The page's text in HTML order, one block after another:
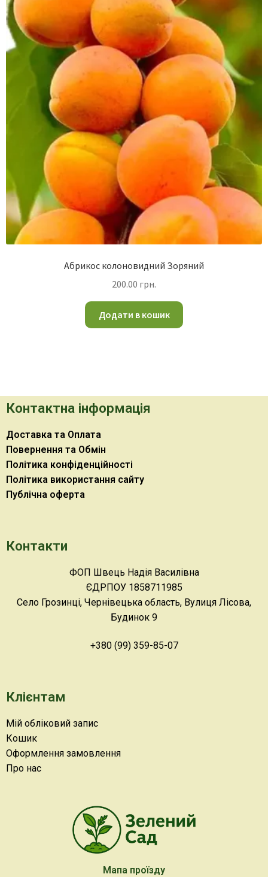
Абрикос колоновидний Зоряний
200.00 грн.
Додати в кошик
Контактна інформація
Доставка та Оплата
Повернення та Обмін
Політика конфіденційності
Політика використання сайту
Публічна оферта
Контакти
ФОП Швець Надія Василівна
ЄДРПОУ 1858711985
Село Грозинці, Чернівецька область, Вулиця Лісова,
Будинок 9
+380 (99) 359-85-07
Клієнтам
Мій обліковий запис
Кошик
Оформлення замовлення
Про нас
Мапа проїзду